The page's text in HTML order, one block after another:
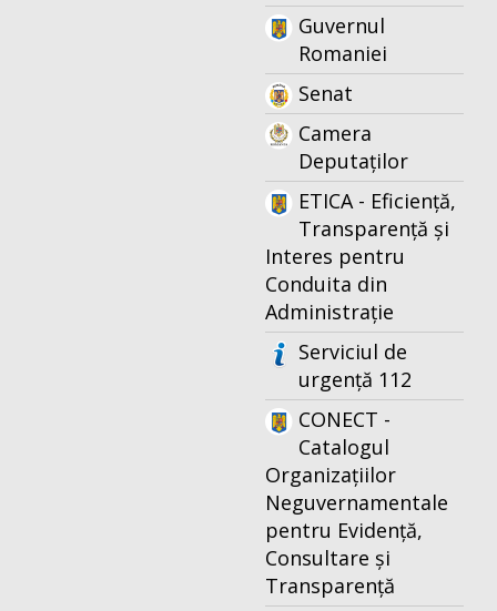
Guvernul
Romaniei
Senat
Camera
Deputaților
ETICA - Eficiență,
Transparență și
Interes pentru
Conduita din
Administrație
Serviciul de
urgență 112
CONECT -
Catalogul
Organizațiilor
Neguvernamentale
pentru Evidență,
Consultare și
Transparență